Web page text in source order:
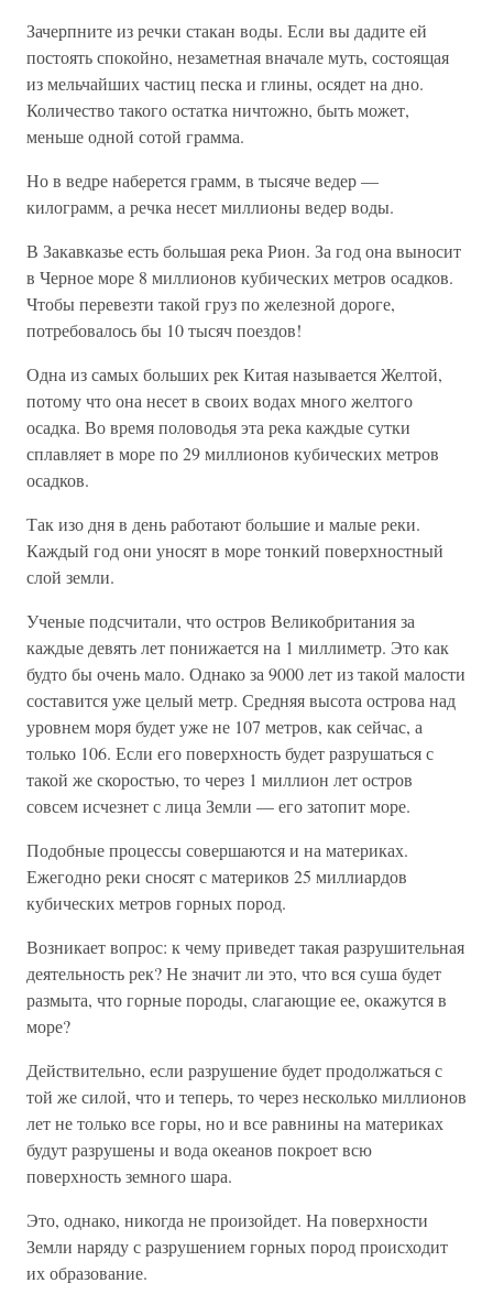
Зачерпните из речки стакан воды. Если вы дадите ей
постоять спокойно, незаметная вначале муть, состоящая
из мельчайших частиц песка и глины, осядет на дно.
Количество такого остатка ничтожно, быть может,
меньше одной сотой грамма.
Но в ведре наберется грамм, в тысяче ведер —
килограмм, а речка несет миллионы ведер воды.
В Закавказье есть большая река Рион. За год она выносит
в Черное море 8 миллионов кубических метров осадков.
Чтобы перевезти такой груз по железной дороге,
потребовалось бы 10 тысяч поездов!
Одна из самых больших рек Китая называется Желтой,
потому что она несет в своих водах много желтого
осадка. Во время половодья эта река каждые сутки
сплавляет в море по 29 миллионов кубических метров
осадков.
Так изо дня в день работают большие и малые реки.
Каждый год они уносят в море тонкий поверхностный
слой земли.
Ученые подсчитали, что остров Великобритания за
каждые девять лет понижается на 1 миллиметр. Это как
будто бы очень мало. Однако за 9000 лет из такой малости
составится уже целый метр. Средняя высота острова над
уровнем моря будет уже не 107 метров, как сейчас, а
только 106. Если его поверхность будет разрушаться с
такой же скоростью, то через 1 миллион лет остров
совсем исчезнет с лица Земли — его затопит море.
Подобные процессы совершаются и на материках.
Ежегодно реки сносят с материков 25 миллиардов
кубических метров горных пород.
Возникает вопрос: к чему приведет такая разрушительная
деятельность рек? Не значит ли это, что вся суша будет
размыта, что горные породы, слагающие ее, окажутся в
море?
Действительно, если разрушение будет продолжаться с
той же силой, что и теперь, то через несколько миллионов
лет не только все горы, но и все равнины на материках
будут разрушены и вода океанов покроет всю
поверхность земного шара.
Это, однако, никогда не произойдет. На поверхности
Земли наряду с разрушением горных пород происходит
их образование.